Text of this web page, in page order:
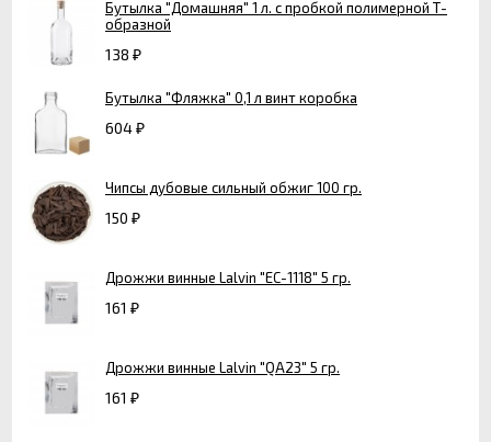
Бутылка "Домашняя" 1 л. с пробкой полимерной Т-
образной
138 ₽
Бутылка "Фляжка" 0,1 л винт коробка
604 ₽
Чипсы дубовые сильный обжиг 100 гр.
150 ₽
Дрожжи винные Lalvin "EC-1118" 5 гр.
161 ₽
Дрожжи винные Lalvin "QA23" 5 гр.
161 ₽